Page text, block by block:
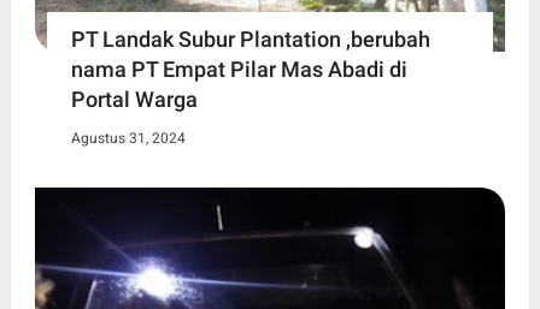
PT Landak Subur Plantation ,berubah
nama PT Empat Pilar Mas Abadi di
Portal Warga
Agustus 31, 2024